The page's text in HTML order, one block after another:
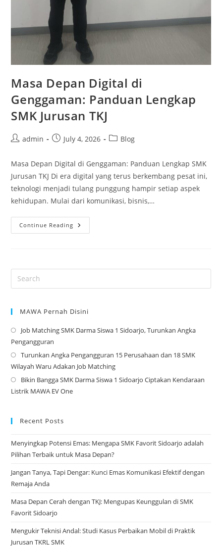
Masa Depan Digital di
Genggaman: Panduan Lengkap
SMK Jurusan TKJ
Postadmin
PostJuly 4, 2026
PostBlog
Masa Depan Digital di Genggaman: Panduan Lengkap SMK
Jurusan TKJ Di era digital yang terus berkembang pesat ini,
teknologi menjadi tulang punggung hampir setiap aspek
kehidupan. Mulai dari komunikasi, bisnis,…
Continue Reading Masa
Depan
TKJ
MAWA Pernah Disini
Job Matching SMK Darma Siswa 1 Sidoarjo, Turunkan Angka
Pengangguran
Turunkan Angka Pengangguran 15 Perusahaan dan 18 SMK
Wilayah Waru Adakan Job Matching
Bikin Bangga SMK Darma Siswa 1 Sidoarjo Ciptakan Kendaraan
Listrik MAWA EV One
Recent Posts
Menyingkap Potensi Emas: Mengapa SMK Favorit Sidoarjo adalah
Pilihan Terbaik untuk Masa Depan?
Jangan Tanya, Tapi Dengar: Kunci Emas Komunikasi Efektif dengan
Remaja Anda
Masa Depan Cerah dengan TKJ: Mengupas Keunggulan di SMK
Favorit Sidoarjo
Mengukir Teknisi Andal: Studi Kasus Perbaikan Mobil di Praktik
Jurusan TKRL SMK